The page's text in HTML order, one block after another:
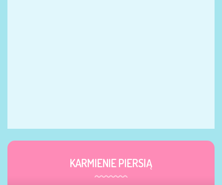
KARMIENIE PIERSIĄ